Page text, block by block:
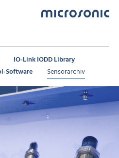
IO-Link IODD Library
Software Sensorarchiv